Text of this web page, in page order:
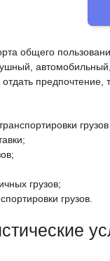
общего
предпочтение,
грузов;
грузов.